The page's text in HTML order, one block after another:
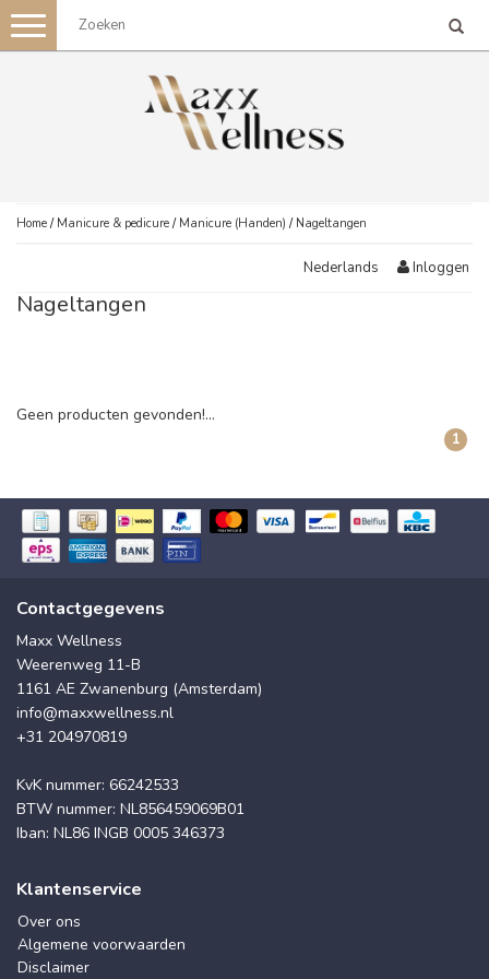
Toggle
navigation
Home / Manicure & pedicure / Manicure (Handen) / Nageltangen
Nederlands Inloggen
Nageltangen
Geen producten gevonden!...
1
Contactgegevens
Maxx Wellness
Weerenweg 11-B
1161 AE Zwanenburg (Amsterdam)
info@maxxwellness.nl
+31 204970819
KvK nummer: 66242533
BTW nummer: NL856459069B01
Iban: NL86 INGB 0005 346373
Klantenservice
Over ons
Algemene voorwaarden
Disclaimer